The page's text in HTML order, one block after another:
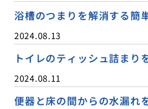
浴槽のつまりを解消する簡
2024.08.13
トイレのティッシュ詰まり
2024.08.11
便器と床の間からの水漏れ